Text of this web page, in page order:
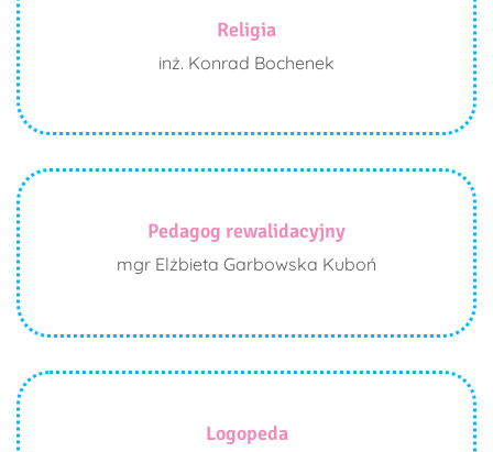
Religia
inż. Konrad Bochenek
Pedagog rewalidacyjny
mgr Elżbieta Garbowska Kuboń
Logopeda